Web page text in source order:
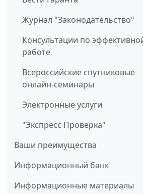
Журнал "Законодательство"
Консультации по
работе
Всероссийские спутниковые
онлайн-семинары
Электронные услуги
"Экспресс Проверка"
Ваши преимущества
Информационный банк
Информационные материалы